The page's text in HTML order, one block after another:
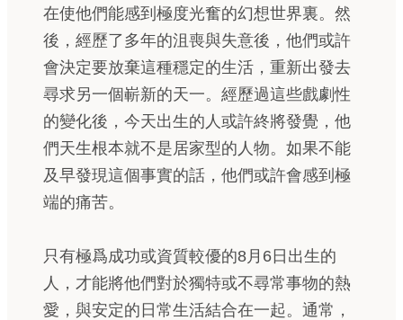
在使他們能感到極度光奮的幻想世界裏。然
後，經歷了多年的沮喪與失意後，他們或許
會決定要放棄這種穩定的生活，重新出發去
尋求另一個嶄新的天一。經歷過這些戲劇性
的變化後，今天出生的人或許終將發覺，他
們天生根本就不是居家型的人物。如果不能
及早發現這個事實的話，他們或許會感到極
端的痛苦。
只有極爲成功或資質較優的8月6日出生的
人，才能將他們對於獨特或不尋常事物的熱
愛，與安定的日常生活結合在一起。通常，